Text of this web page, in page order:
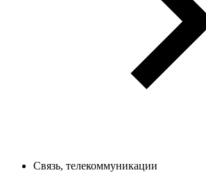
Связь, телекоммуникации